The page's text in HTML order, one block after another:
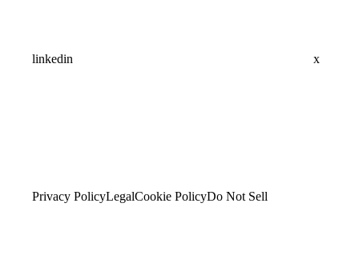
linkedin x
Privacy PolicyLegalCookie PolicyDo Not Sell